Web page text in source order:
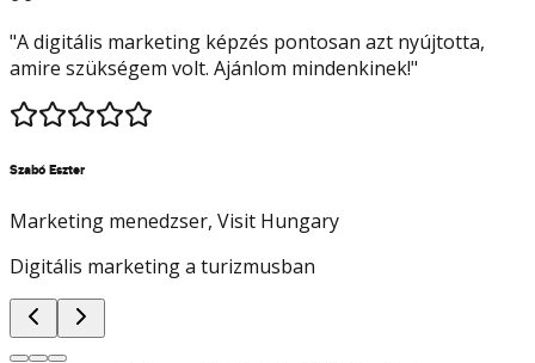
"A digitális marketing képzés pontosan azt nyújtotta,
amire szükségem volt. Ajánlom mindenkinek!"
Szabó Eszter
Marketing menedzser, Visit Hungary
Digitális marketing a turizmusban